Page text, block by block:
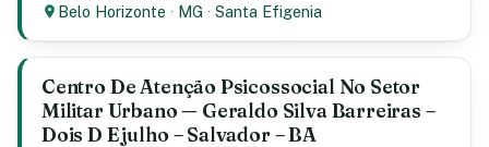
Belo Horizonte · MG ·Santa Efigenia
Centro De Atenção Psicossocial No Setor
Militar Urbano — Geraldo Silva Barreiras –
Dois D Ejulho – Salvador – BA